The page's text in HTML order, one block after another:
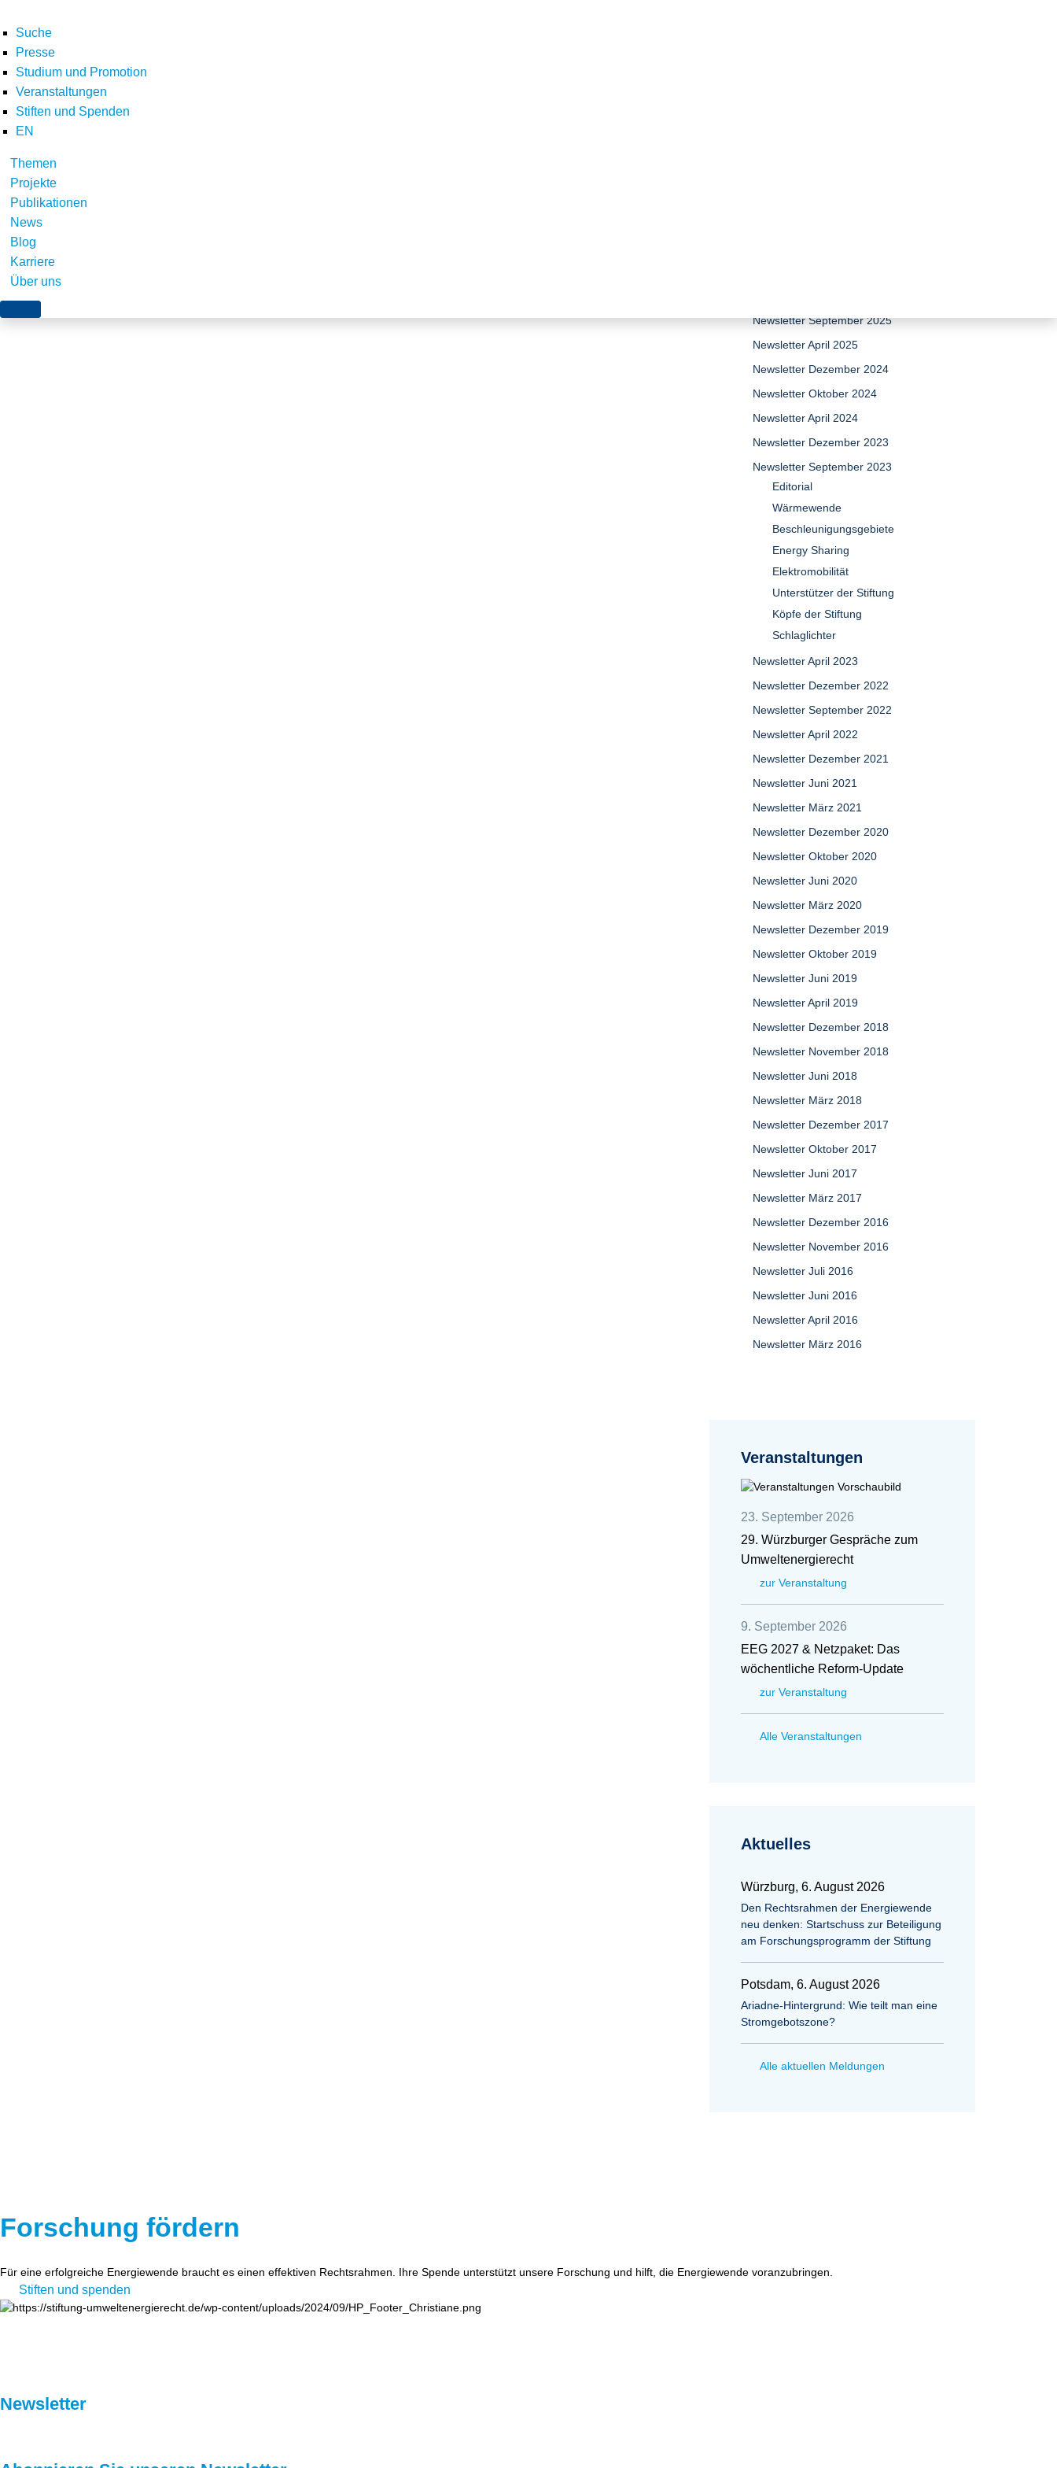
Suche
Presse
Studium und Promotion
Veranstaltungen
Stiften und Spenden
EN
Themen
Projekte
Publikationen
News
Blog
Karriere
Über uns
Home E-Letter Newsletter September 2023
Teilen
Newsletter September 2025
Newsletter April 2025
Newsletter Dezember 2024
Newsletter Oktober 2024
Newsletter April 2024
Newsletter Dezember 2023
Newsletter September 2023
Editorial
Wärmewende
Beschleunigungsgebiete
Energy Sharing
Elektromobilität
Unterstützer der Stiftung
Köpfe der Stiftung
Schlaglichter
Newsletter April 2023
Newsletter Dezember 2022
Newsletter September 2022
Newsletter April 2022
Newsletter Dezember 2021
Newsletter Juni 2021
Newsletter März 2021
Newsletter Dezember 2020
Newsletter Oktober 2020
Newsletter Juni 2020
Newsletter März 2020
Newsletter Dezember 2019
Newsletter Oktober 2019
Newsletter Juni 2019
Newsletter April 2019
Newsletter Dezember 2018
Newsletter November 2018
Newsletter Juni 2018
Newsletter März 2018
Newsletter Dezember 2017
Newsletter Oktober 2017
Newsletter Juni 2017
Newsletter März 2017
Newsletter Dezember 2016
Newsletter November 2016
Newsletter Juli 2016
Newsletter Juni 2016
Newsletter April 2016
Newsletter März 2016
Veranstaltungen
23. September 2026
29. Würzburger Gespräche zum
Umweltenergierecht
zur Veranstaltung
9. September 2026
EEG 2027 & Netzpaket: Das
wöchentliche Reform-Update
zur Veranstaltung
Alle Veranstaltungen
Aktuelles
Würzburg, 6. August 2026
Den Rechtsrahmen der Energiewende
neu denken: Startschuss zur Beteiligung
am Forschungsprogramm der Stiftung
Potsdam, 6. August 2026
Ariadne-Hintergrund: Wie teilt man eine
Stromgebotszone?
Alle aktuellen Meldungen
Forschung fördern
Für eine erfolgreiche Energiewende braucht es einen effektiven Rechtsrahmen. Ihre Spende unterstützt unsere Forschung und hilft, die Energiewende voranzubringen.
Stiften und spenden
Newsletter